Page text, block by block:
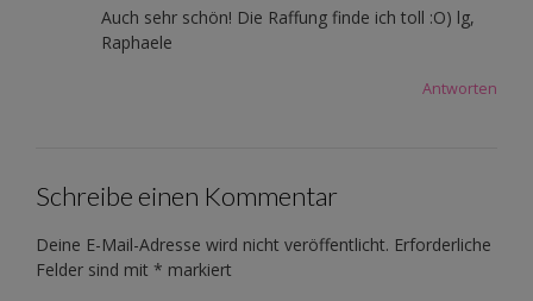
Auch sehr schön! Die Raffung finde ich toll :O) lg,
Raphaele
Antworten
Schreibe einen Kommentar
Deine E-Mail-Adresse wird nicht veröffentlicht. Erforderliche
Felder sind mit * markiert